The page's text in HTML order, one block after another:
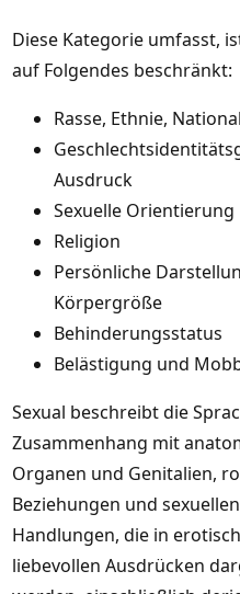
Diese Kategorie umfasst,
auf Folgendes beschränkt:
Rasse, Ethnie,
Ausdruck
Sexuelle Orientierung
Religion
Persönliche
Körpergröße
Behinderungsstatus
Belästigung und
Sexual beschreibt die
Zusammenhang mit
Organen und Genitalien,
Beziehungen und
Handlungen, die in
liebevollen Ausdrücken